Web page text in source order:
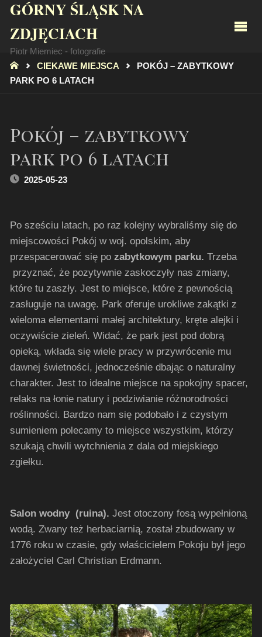
GÓRNY ŚLĄSK NA
ZDJĘCIACH
Piotr Miemiec - fotografie
STRONA
GŁÓWNA
CIEKAWE MIEJSCA
POKÓJ – ZABYTKOWY
PARK PO 6 LATACH
Pokój – zabytkowy
park po 6 latach
2025-05-23
Po sześciu latach, po raz kolejny wybraliśmy się do
miejscowości Pokój w woj. opolskim, aby
przespacerować się pozabytkowym parku. Trzeba
przyznać, że pozytywnie zaskoczyły nas zmiany,
które tu zaszły. Jest to miejsce, które z pewnością
zasługuje na uwagę. Park oferuje urokliwe zakątki z
wieloma elementami małej architektury, kręte alejki i
oczywiście zieleń. Widać, że park jest pod dobrą
opieką, wkłada się wiele pracy w przywrócenie mu
dawnej świetności, jednocześnie dbając o naturalny
charakter. Jest to idealne miejsce na spokojny spacer,
relaks na łonie natury i podziwianie różnorodności
roślinności. Bardzo nam się podobało i z czystym
sumieniem polecamy to miejsce wszystkim, którzy
szukają chwili wytchnienia z dala od miejskiego
zgiełku.
Salon wodny (ruina). Jest otoczony fosą wypełnioną
wodą. Zwany też herbaciarnią, został zbudowany w
1776 roku w czasie, gdy właścicielem Pokoju był jego
założyciel Carl Christian Erdmann.